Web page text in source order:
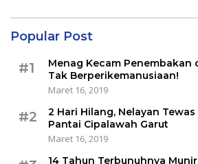
Popular Post
#1
Menag Kecam Penembakan
Tak Berperikemanusiaan!
Maret 16, 2019
#2
2 Hari Hilang, Nelayan
Pantai Cipalawah Garut
Maret 16, 2019
14 Tahun Terbunuhnya